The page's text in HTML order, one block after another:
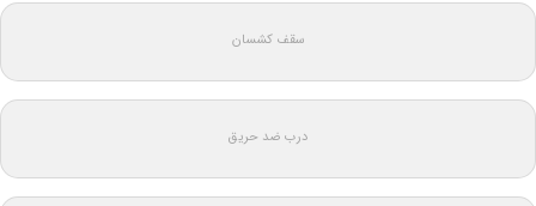
سقف کشسان
درب ضد حریق